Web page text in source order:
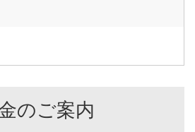
のご案内